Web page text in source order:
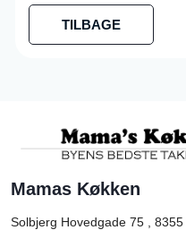
TILBAGE
Mamas Køkken
Solbjerg Hovedgade 75 , 8355